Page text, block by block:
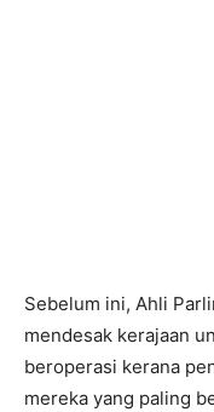
Sebelum ini, Ahli
mendesak kerajaan
beroperasi kerana
mereka yang paling